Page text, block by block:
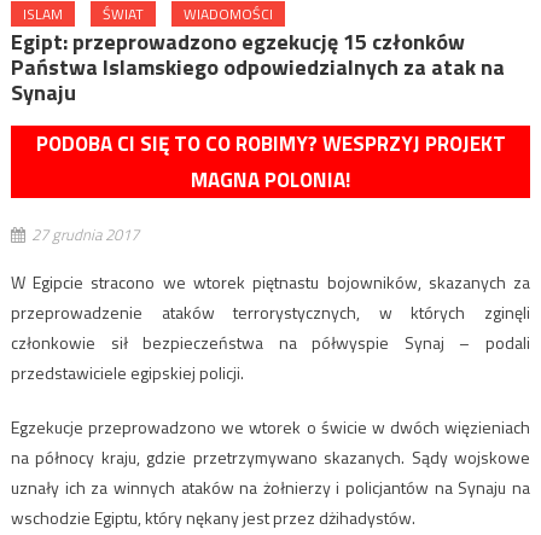
ISLAM ŚWIAT WIADOMOŚCI
Egipt: przeprowadzono egzekucję 15 członków
Państwa Islamskiego odpowiedzialnych za atak na
Synaju
PODOBA CI SIĘ TO CO ROBIMY? WESPRZYJ PROJEKT
MAGNA POLONIA!
27 grudnia 2017
W Egipcie stracono we wtorek piętnastu bojowników, skazanych za
przeprowadzenie ataków terrorystycznych, w których zginęli
członkowie sił bezpieczeństwa na półwyspie Synaj – podali
przedstawiciele egipskiej policji.
Egzekucje przeprowadzono we wtorek o świcie w dwóch więzieniach
na północy kraju, gdzie przetrzymywano skazanych. Sądy wojskowe
uznały ich za winnych ataków na żołnierzy i policjantów na Synaju na
wschodzie Egiptu, który nękany jest przez dżihadystów.